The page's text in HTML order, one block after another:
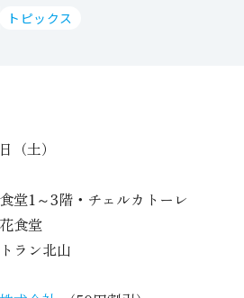
トピックス
土）
1～3階・チェルカトーレ
食堂
ラン北山